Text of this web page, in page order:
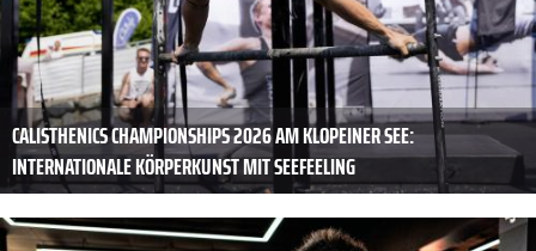
CALISTHENICS CHAMPIONSHIPS 2026 AM KLOPEINER SEE:
INTERNATIONALE KÖRPERKUNST MIT SEEFEELING